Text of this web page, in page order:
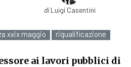
diLuigi Casentini
xxix maggio riqualificazione
ai lavori pubblici di